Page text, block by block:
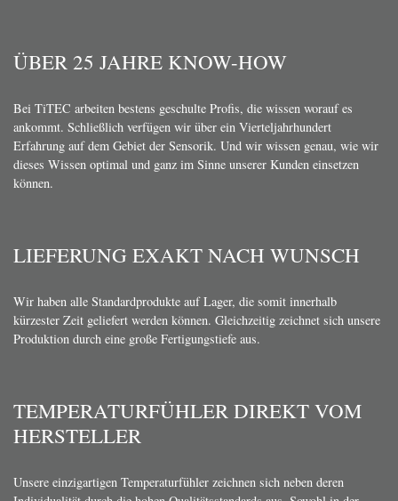
ÜBER 25 JAHRE KNOW-HOW
Bei TiTEC arbeiten bestens geschulte Profis, die wissen worauf es
ankommt. Schließlich verfügen wir über ein Vierteljahrhundert
Erfahrung auf dem Gebiet der Sensorik. Und wir wissen genau, wie wir
dieses Wissen optimal und ganz im Sinne unserer Kunden einsetzen
können.
LIEFERUNG EXAKT NACH WUNSCH
Wir haben alle Standardprodukte auf Lager, die somit innerhalb
kürzester Zeit geliefert werden können. Gleichzeitig zeichnet sich unsere
Produktion durch eine große Fertigungstiefe aus.
TEMPERATURFÜHLER DIREKT VOM
HERSTELLER
Unsere einzigartigen Temperaturfühler zeichnen sich neben deren